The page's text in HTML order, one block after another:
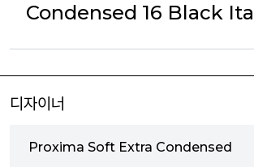
Condensed 16 Black
디자이너
Proxima Soft Extra Condensed